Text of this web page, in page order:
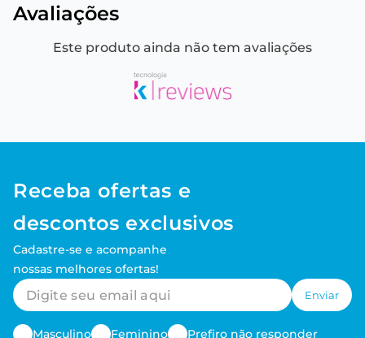
Avaliações
Este produto ainda não tem avaliações
Receba ofertas e
descontos exclusivos
Cadastre-se e acompanhe
nossas melhores ofertas!
Enviar
Masculino Feminino Prefiro não responder